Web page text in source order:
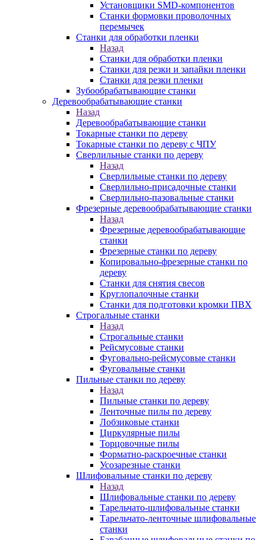
Установщики SMD-компонентов
Станки формовки проволочных
перемычек
Станки для обработки пленки
Назад
Станки для обработки пленки
Станки для резки и запайки пленки
Станки для резки пленки
Зубообрабатывающие станки
Деревообрабатывающие станки
Назад
Деревообрабатывающие станки
Токарные станки по дереву
Токарные станки по дереву с ЧПУ
Сверлильные станки по дереву
Назад
Сверлильные станки по дереву
Сверлильно-присадочные станки
Сверлильно-пазовальные станки
Фрезерные деревообрабатывающие станки
Назад
Фрезерные деревообрабатывающие
станки
Фрезерные станки по дереву
Копировально-фрезерные станки по
дереву
Станки для снятия свесов
Круглопалочные станки
Станки для подготовки кромки ПВХ
Строгальные станки
Назад
Строгальные станки
Рейсмусовые станки
Фуговально-рейсмусовые станки
Фуговальные станки
Пильные станки по дереву
Назад
Пильные станки по дереву
Ленточные пилы по дереву
Лобзиковые станки
Циркулярные пилы
Торцовочные пилы
Форматно-раскроечные станки
Усозарезные станки
Шлифовальные станки по дереву
Назад
Шлифовальные станки по дереву
Тарельчато-шлифовальные станки
Тарельчато-ленточные шлифовальные
станки